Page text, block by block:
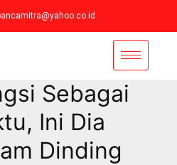
Sebagai
Ini Dia
Dinding